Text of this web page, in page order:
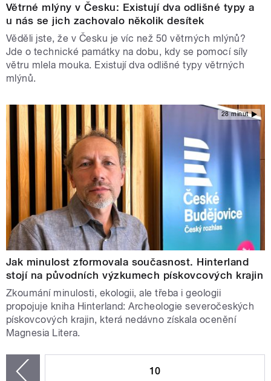
Větrné mlýny v Česku: Existují dva odlišné typy a
u nás se jich zachovalo několik desítek
Věděli jste, že v Česku je víc než 50 větrných mlýnů?
Jde o technické památky na dobu, kdy se pomocí síly
větru mlela mouka. Existují dva odlišné typy větrných
mlýnů.
28 minut
Jak minulost zformovala současnost. Hinterland
stojí na původních výzkumech pískovcových krajin
Zkoumání minulosti, ekologii, ale třeba i geologii
propojuje kniha Hinterland: Archeologie severočeských
pískovcových krajin, která nedávno získala ocenění
Magnesia Litera.
10